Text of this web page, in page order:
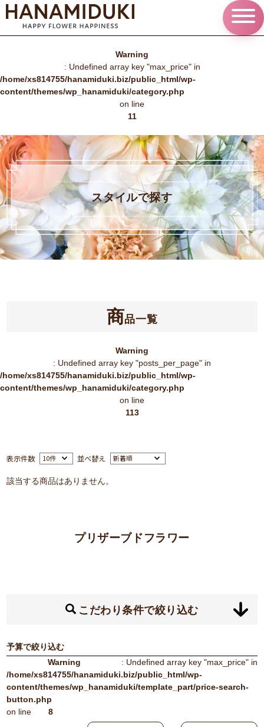
Warning
: Undefined array key "max_price" in
/home/xs814755/hanamiduki.biz/public_html/wp-
content/themes/wp_hanamiduki/category.php
on line
11
スタイルで探す
商品一覧
Warning
: Undefined array key "posts_per_page" in
/home/xs814755/hanamiduki.biz/public_html/wp-
content/themes/wp_hanamiduki/category.php
on line
113
表示件数 並べ替え
該当する商品はありません。
プリザーブドフラワー
こだわり条件で絞り込む
予算で絞り込む
Warning
: Undefined array key "max_price" in
/home/xs814755/hanamiduki.biz/public_html/wp-
content/themes/wp_hanamiduki/template_part/price-search-
button.php
on line
8